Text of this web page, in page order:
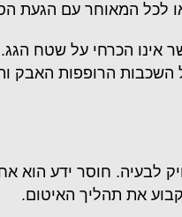
לכל המאוחר עם הגעת
אינו הכרחי על שטח
השכבות הרופפות האבק
לבעיה. חוסר ידע הוא
את תהליך האיטום.